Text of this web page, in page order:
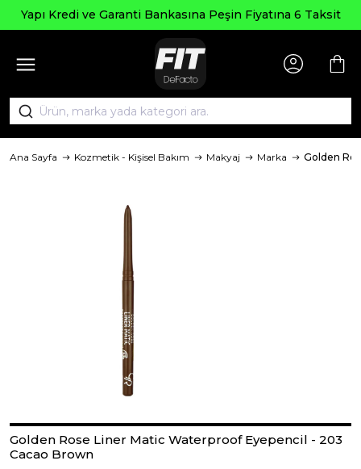
Yapı Kredi ve Garanti Bankasına Peşin Fiyatına 6 Taksit
Ana Sayfa Kozmetik - Kişisel Bakım Makyaj Marka Golden
Golden Rose Liner Matic Waterproof Eyepencil - 203
Cacao Brown